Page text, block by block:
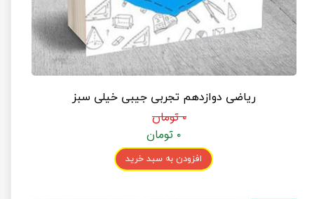
ریاضی دوازدهم تجربی جیبی خیلی سبز
۰ تومان
۰ تومان
افزودن به سبد خرید